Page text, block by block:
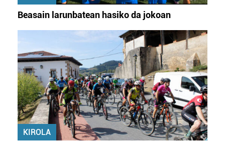
Beasain larunbatean hasiko da jokoan
KIROLA